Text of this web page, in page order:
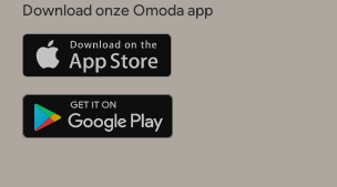
Belgique(Français)
Deutschland
Download onze Omoda app